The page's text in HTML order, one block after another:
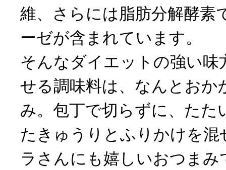
維、さらには脂肪分解酵素
ーゼが含まれています。
そんなダイエットの強い味
せる調味料は、なんとおか
み。包丁で切らずに、たた
たきゅうりとふりかけを
ラさんにも嬉しいおつまみ